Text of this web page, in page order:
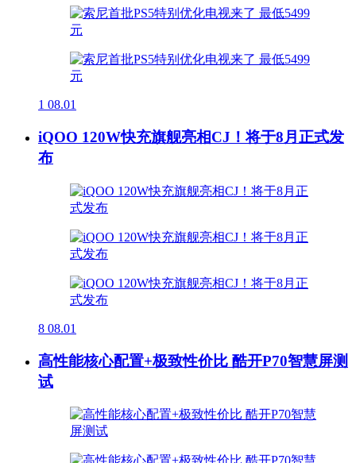
1 08.01
iQOO 120W快充旗舰亮相CJ！将于8月正式发
布
8 08.01
高性能核心配置+极致性价比 酷开P70智慧屏测
试